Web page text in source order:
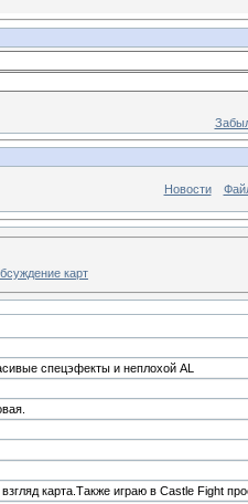
Новости
карт
спецэфекты и неплохой AL
карта.Также играю в Castle Fight